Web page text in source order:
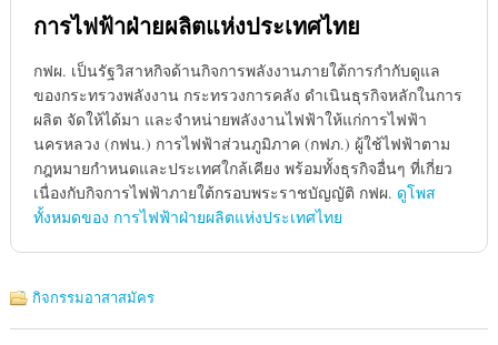
การไฟฟ้าฝ่ายผลิตแห่งประเทศไทย
กฟผ. เป็นรัฐวิสาหกิจด้านกิจการพลังงานภายใต้การกำกับดูแล
ของกระทรวงพลังงาน กระทรวงการคลัง ดำเนินธุรกิจหลักในการ
ผลิต จัดให้ได้มา และจำหน่ายพลังงานไฟฟ้าให้แก่การไฟฟ้า
นครหลวง (กฟน.) การไฟฟ้าส่วนภูมิภาค (กฟภ.) ผู้ใช้ไฟฟ้าตาม
กฎหมายกำหนดและประเทศใกล้เคียง พร้อมทั้งธุรกิจอื่นๆ ที่เกี่ยว
เนื่องกับกิจการไฟฟ้าภายใต้กรอบพระราชบัญญัติ กฟผ. ดูโพส
ทั้งหมดของ การไฟฟ้าฝ่ายผลิตแห่งประเทศไทย
กิจกรรมอาสาสมัคร